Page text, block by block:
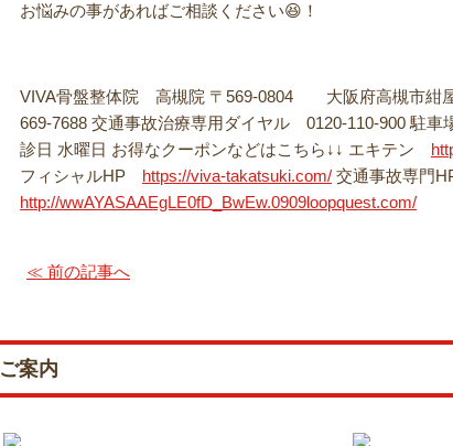
お悩みの事があればご相談ください😆！
VIVA骨盤整体院 高槻院 〒569-0804 大阪府高槻市紺
669-7688 交通事故治療専用ダイヤル 0120-110-900 駐車
診日 水曜日 お得なクーポンなどはこちら↓↓ エキテン
フィシャルHP https://viva-takatsuki.com/ 交通事故専門
http://wwAYASAAEgLE0fD_BwEw.0909loopquest.com/
≪ 前の記事へ
ご案内